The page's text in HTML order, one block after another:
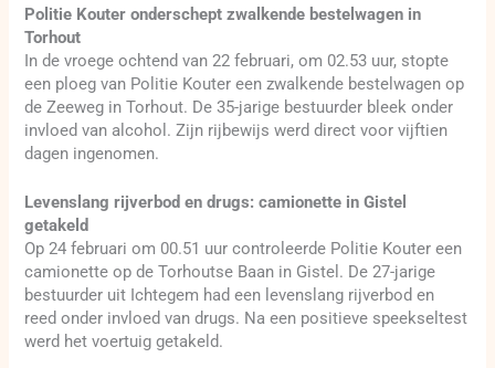
Politie Kouter onderschept zwalkende bestelwagen in
Torhout
In de vroege ochtend van 22 februari, om 02.53 uur, stopte
een ploeg van Politie Kouter een zwalkende bestelwagen op
de Zeeweg in Torhout. De 35-jarige bestuurder bleek onder
invloed van alcohol. Zijn rijbewijs werd direct voor vijftien
dagen ingenomen.
Levenslang rijverbod en drugs: camionette in Gistel
getakeld
Op 24 februari om 00.51 uur controleerde Politie Kouter een
camionette op de Torhoutse Baan in Gistel. De 27-jarige
bestuurder uit Ichtegem had een levenslang rijverbod en
reed onder invloed van drugs. Na een positieve speekseltest
werd het voertuig getakeld.